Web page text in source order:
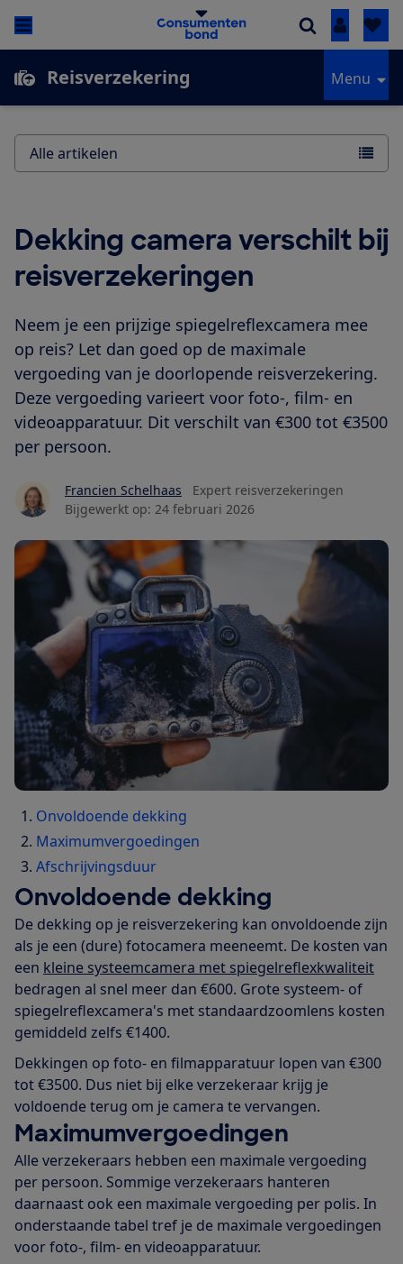
Inloggen
Reisverzekering Menu
Dekking camera verschilt bij
reisverzekeringen
Neem je een prijzige spiegelreflexcamera mee
op reis? Let dan goed op de maximale
vergoeding van je doorlopende reisverzekering.
Deze vergoeding varieert voor foto-, film- en
videoapparatuur. Dit verschilt van €300 tot €3500
per persoon.
Francien Schelhaas
Expert reisverzekeringen
Bijgewerkt op: 24 februari 2026
Onvoldoende dekking
Maximumvergoedingen
Afschrijvingsduur
Onvoldoende dekking
De dekking op je reisverzekering kan onvoldoende zijn
als je een (dure) fotocamera meeneemt. De kosten van
een kleine systeemcamera met spiegelreflexkwaliteit
bedragen al snel meer dan €600. Grote systeem- of
spiegelreflexcamera's met standaardzoomlens kosten
gemiddeld zelfs €1400.
Dekkingen op foto- en filmapparatuur lopen van €300
tot €3500. Dus niet bij elke verzekeraar krijg je
voldoende terug om je camera te vervangen.
Maximumvergoedingen
Alle verzekeraars hebben een maximale vergoeding
per persoon. Sommige verzekeraars hanteren
daarnaast ook een maximale vergoeding per polis. In
onderstaande tabel tref je de maximale vergoedingen
voor foto-, film- en videoapparatuur.
Alle artikelen